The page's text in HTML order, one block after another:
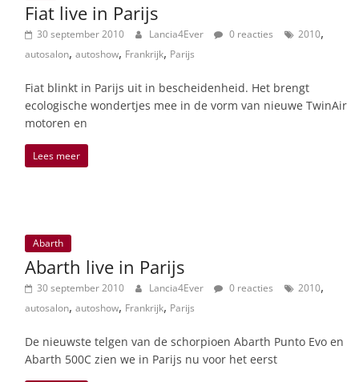
Fiat live in Parijs
30 september 2010 Lancia4Ever 0 reacties 2010,
autosalon, autoshow, Frankrijk, Parijs
Fiat blinkt in Parijs uit in bescheidenheid. Het brengt
ecologische wondertjes mee in de vorm van nieuwe TwinAir
motoren en
Lees meer
Abarth
Abarth live in Parijs
30 september 2010 Lancia4Ever 0 reacties 2010,
autosalon, autoshow, Frankrijk, Parijs
De nieuwste telgen van de schorpioen Abarth Punto Evo en
Abarth 500C zien we in Parijs nu voor het eerst